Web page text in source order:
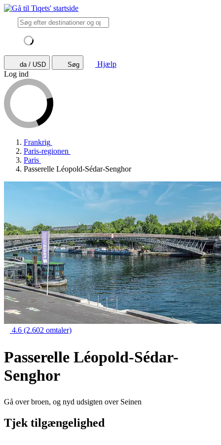
da / USD Søg
Hjælp
Log ind
Frankrig
Paris-regionen
Paris
Passerelle Léopold-Sédar-Senghor
4.6 (2.602 omtaler)
Passerelle Léopold-Sédar-
Senghor
Gå over broen, og nyd udsigten over Seinen
Tjek tilgængelighed